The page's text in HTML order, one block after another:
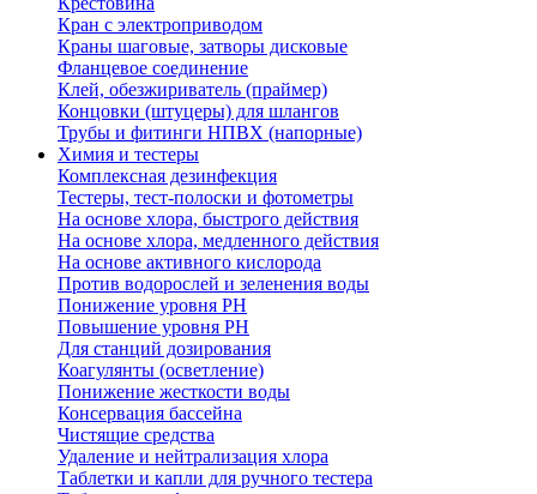
Кран с электроприводом
Краны шаговые, затворы дисковые
Фланцевое соединение
Клей, обезжириватель (праймер)
Концовки (штуцеры) для шлангов
Трубы и фитинги НПВХ (напорные)
Химия и тестеры
Комплексная дезинфекция
Тестеры, тест-полоски и фотометры
На основе хлора, быстрого действия
На основе хлора, медленного действия
На основе активного кислорода
Против водорослей и зеленения воды
Понижение уровня РН
Повышение уровня РН
Для станций дозирования
Коагулянты (осветление)
Понижение жесткости воды
Консервация бассейна
Чистящие средства
Удаление и нейтрализация хлора
Таблетки и капли для ручного тестера